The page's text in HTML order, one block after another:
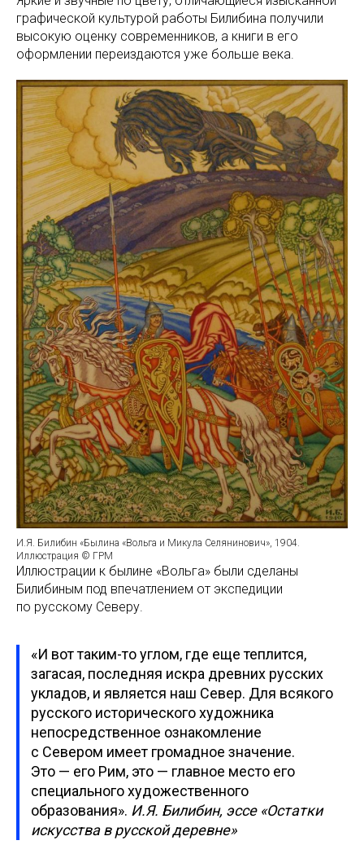
графической культурой работы Билибина получили
высокую оценку современников, а книги в его
оформлении переиздаются уже больше века.
И.Я. Билибин «Былина «Вольга и Микула Селянинович», 1904.
Иллюстрация © ГРМ
Иллюстрации к былине «Вольга» были сделаны
Билибиным под впечатлением от экспедиции
по русскому Северу.
«И вот таким-то углом, где еще теплится,
загасая, последняя искра древних русских
укладов, и является наш Север. Для всякого
русского исторического художника
непосредственное ознакомление
с Севером имеет громадное значение.
Это — его Рим, это — главное место его
специального художественного
образования». И.Я. Билибин, эссе «Остатки
искусства в русской деревне»